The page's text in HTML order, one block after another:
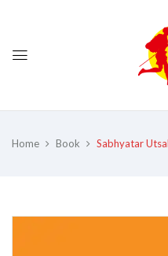
Home Book Sabhyatar